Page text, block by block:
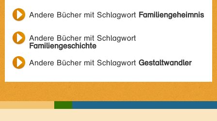
Andere Bücher mit Schlagwort Familiengeheimnis
Andere Bücher mit Schlagwort
Familiengeschichte
Andere Bücher mit Schlagwort Gestaltwandler